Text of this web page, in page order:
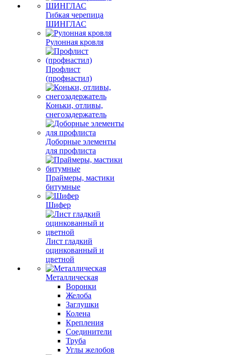
Гибкая черепица
ШИНГЛАС
Рулонная кровля
Профлист
(профнастил)
Коньки, отливы,
снегозадержатель
Доборные элементы
для профлиста
Праймеры, мастики
битумные
Шифер
Лист гладкий
оцинкованный и
цветной
Металлическая
Воронки
Желоба
Заглушки
Колена
Крепления
Соединители
Труба
Углы желобов